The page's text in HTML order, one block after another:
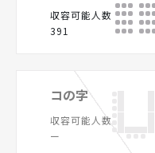
収容可能人数
391
コの字
収容可能人数
ー